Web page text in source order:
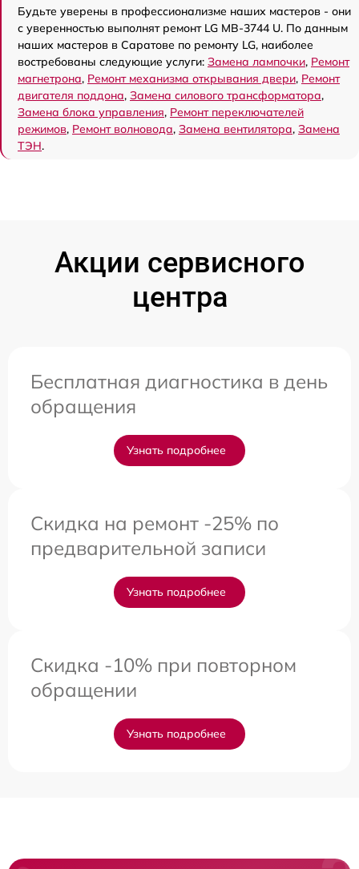
Будьте уверены в профессионализме наших мастеров - они
с уверенностью выполнят ремонт LG MB-3744 U. По данным
наших мастеров в Саратове по ремонту LG, наиболее
востребованы следующие услуги: Замена лампочки, Ремонт
магнетрона, Ремонт механизма открывания двери, Ремонт
двигателя поддона, Замена силового трансформатора,
Замена блока управления, Ремонт переключателей
режимов, Ремонт волновода, Замена вентилятора, Замена
ТЭН.
Акции сервисного
центра
Бесплатная диагностика в день
обращения
Узнать подробнее
Скидка на ремонт -25% по
предварительной записи
Узнать подробнее
Скидка -10% при повторном
обращении
Узнать подробнее